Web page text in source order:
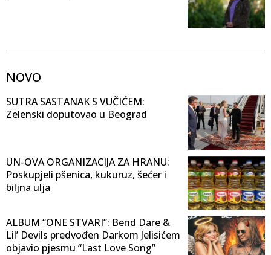
NOVO
SUTRA SASTANAK S VUČIĆEM:
Zelenski doputovao u Beograd
UN-OVA ORGANIZACIJA ZA HRANU:
Poskupjeli pšenica, kukuruz, šećer i
biljna ulja
ALBUM “ONE STVARI”: Bend Dare &
Lil’ Devils predvođen Darkom Jelisićem
objavio pjesmu “Last Love Song”